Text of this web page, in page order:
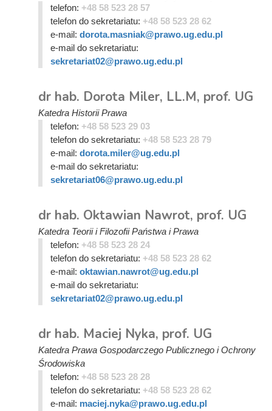
telefon: +48 58 523 28 57
telefon do sekretariatu: +48 58 523 28 62
e-mail: dorota.masniak@prawo.ug.edu.pl
e-mail do sekretariatu:
sekretariat02@prawo.ug.edu.pl
dr hab. Dorota Miler, LL.M, prof. UG
Katedra Historii Prawa
telefon: +48 58 523 29 03
telefon do sekretariatu: +48 58 523 28 79
e-mail: dorota.miler@ug.edu.pl
e-mail do sekretariatu:
sekretariat06@prawo.ug.edu.pl
dr hab. Oktawian Nawrot, prof. UG
Katedra Teorii i Filozofii Państwa i Prawa
telefon: +48 58 523 28 24
telefon do sekretariatu: +48 58 523 28 62
e-mail: oktawian.nawrot@ug.edu.pl
e-mail do sekretariatu:
sekretariat02@prawo.ug.edu.pl
dr hab. Maciej Nyka, prof. UG
Katedra Prawa Gospodarczego Publicznego i Ochrony
Środowiska
telefon: +48 58 523 28 28
telefon do sekretariatu: +48 58 523 28 62
e-mail: maciej.nyka@prawo.ug.edu.pl